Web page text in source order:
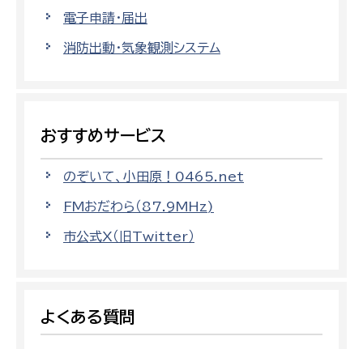
電子申請・届出
消防出動・気象観測システム
おすすめサービス
のぞいて、小田原！0465.net
FMおだわら（87.9MHz)
市公式X（旧Twitter）
よくある質問